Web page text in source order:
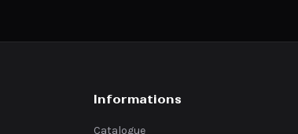
Informations
Catalogue